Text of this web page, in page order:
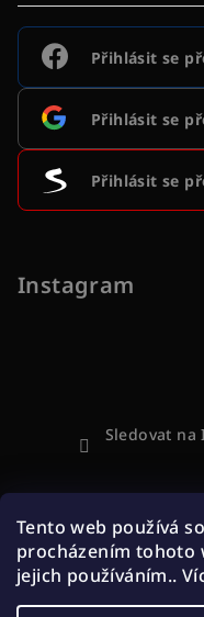
Tento web používá
procházením tohoto
jejich používáním..
Přihlásit se
Přihlásit se
Přihlásit se
Instagram
Sledovat na
Přijímáme